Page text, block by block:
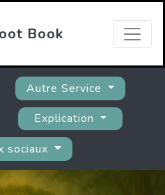
Book
Autre Service
Explication
sociaux